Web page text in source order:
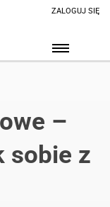
ZALOGUJ SIĘ
–
sobie z